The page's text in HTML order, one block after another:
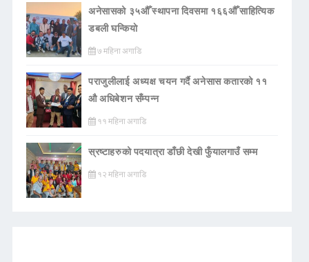
अनेसासको ३५औँ स्थापना दिवसमा १६६औँ साहित्यिक
डबली घन्कियाे
७ महिना अगाडि
पराजुलीलाई अध्यक्ष चयन गर्दै अनेसास कतारको ११
औ अधिबेशन सँम्पन्न
११ महिना अगाडि
स्रष्टाहरुको पदयात्रा डाँछी देखी फुँयालगाउँ सम्म
१२ महिना अगाडि